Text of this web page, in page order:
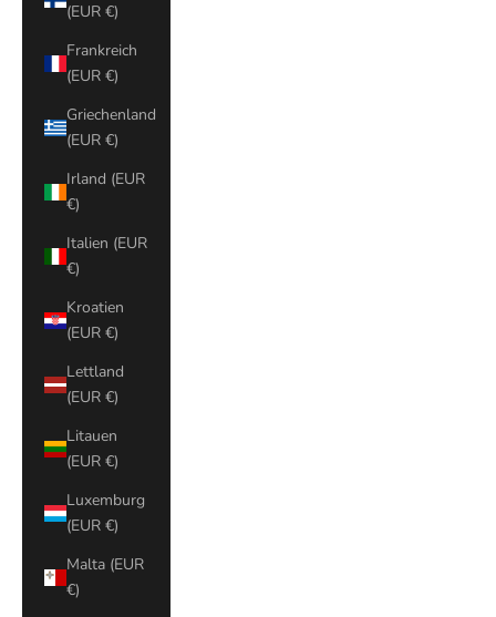
(EUR €)
Frankreich
(EUR €)
Griechenland
(EUR €)
Irland (EUR
€)
Italien (EUR
€)
Kroatien
(EUR €)
Lettland
(EUR €)
Litauen
(EUR €)
Luxemburg
(EUR €)
Malta (EUR
€)